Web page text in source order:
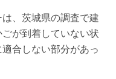
、茨城県の調査で建
が到着していない状
合しない部分があっ